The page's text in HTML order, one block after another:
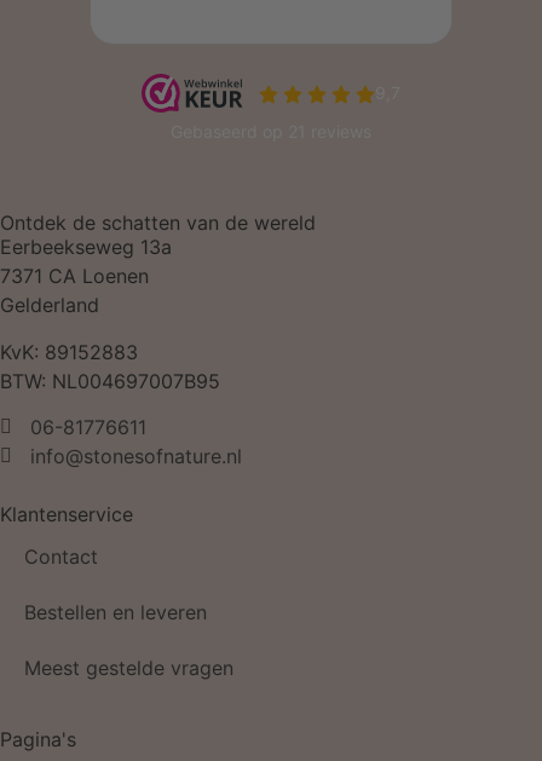
Ontdek de schatten van de wereld
Eerbeekseweg 13a
7371 CA Loenen
Gelderland
KvK: 89152883
BTW: NL004697007B95
06-81776611
info@stonesofnature.nl
Klantenservice
Contact
Bestellen en leveren
Meest gestelde vragen
Pagina's